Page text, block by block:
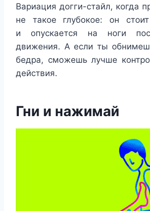
Вариация догги-стайл, когда
не такое глубокое: он
и опускается на ноги
движения. А если ты
бедра, сможешь лучше
действия.
Гни и нажимай